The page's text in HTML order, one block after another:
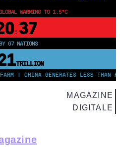
WARMING TO 1.5°C
: 36
G7 NATIONS
TRILLION
GENERATES LESS THAN HALF
MAGAZINE
DIGITALE